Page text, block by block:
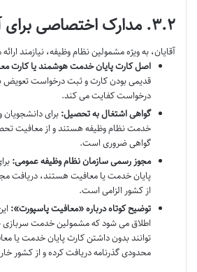
۳.۲. مدارک اختصاصی برای آقایان
آقایان، به ویژه مشمولین نظام وظیفه، نیازمند
اصل کارت پایان خدمت هوشمند یا کارت
قدیمی بودن کارت و ثبت درخواست تعویض
درخواست کفایت می کند.
گواهی اشتغال به تحصیل: برای
خدمت نظام وظیفه هستند و از معافیت
گواهی ضروری است.
مجوز رسمی سازمان نظام وظیفه عمومی:
پایان خدمت یا معافیت هستند، دریافت
از کشور الزامی است.
توضیح کوتاه درباره «معافیت پاسپورت»:
اطلاق می شود که مشمولین خدمت
توانند بدون داشتن کارت پایان خدمت یا
محدودی گذرنامه دریافت کرده و از کشور